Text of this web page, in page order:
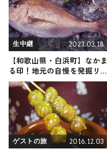
生中継 2023.03.18
【和歌山県・白浜町】なかま
る印！地元の自慢を発掘リポ
ート
ゲストの旅 2016.12.03